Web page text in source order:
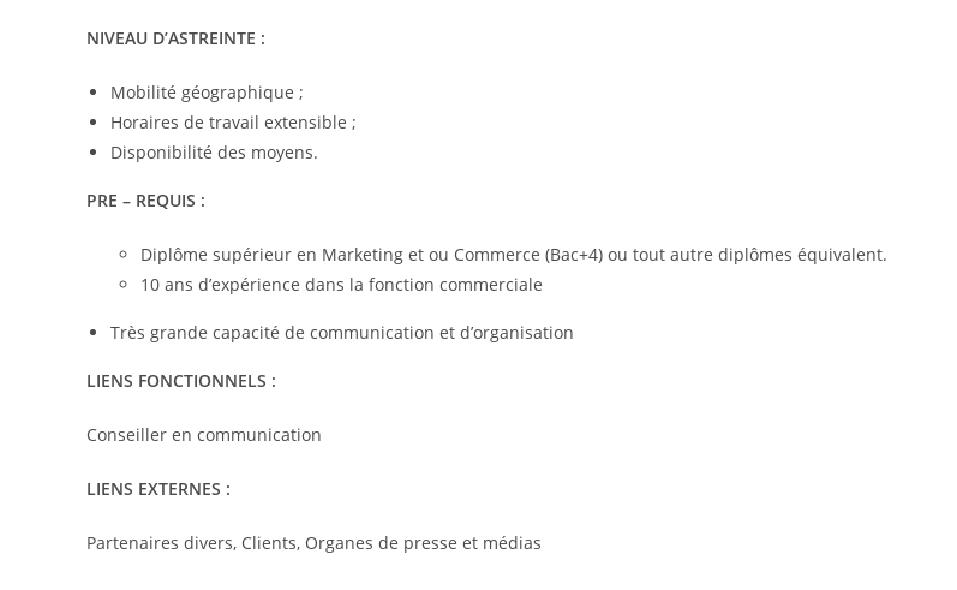
NIVEAU D’ASTREINTE :
Mobilité géographique ;
Horaires de travail extensible ;
Disponibilité des moyens.
PRE – REQUIS :
Diplôme supérieur en Marketing et ou Commerce (Bac+4) ou tout autre diplômes équivalent.
10 ans d’expérience dans la fonction commerciale
Très grande capacité de communication et d’organisation
LIENS FONCTIONNELS :
Conseiller en communication
LIENS EXTERNES :
Partenaires divers, Clients, Organes de presse et médias